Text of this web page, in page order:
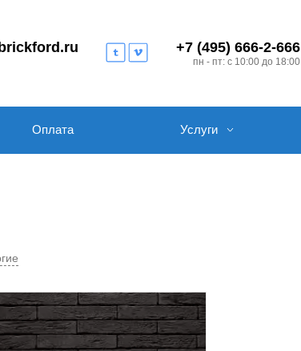
+7 (495) 666-2-666
пн - пт: с 10:00 до 18:00
Оплата Услуги